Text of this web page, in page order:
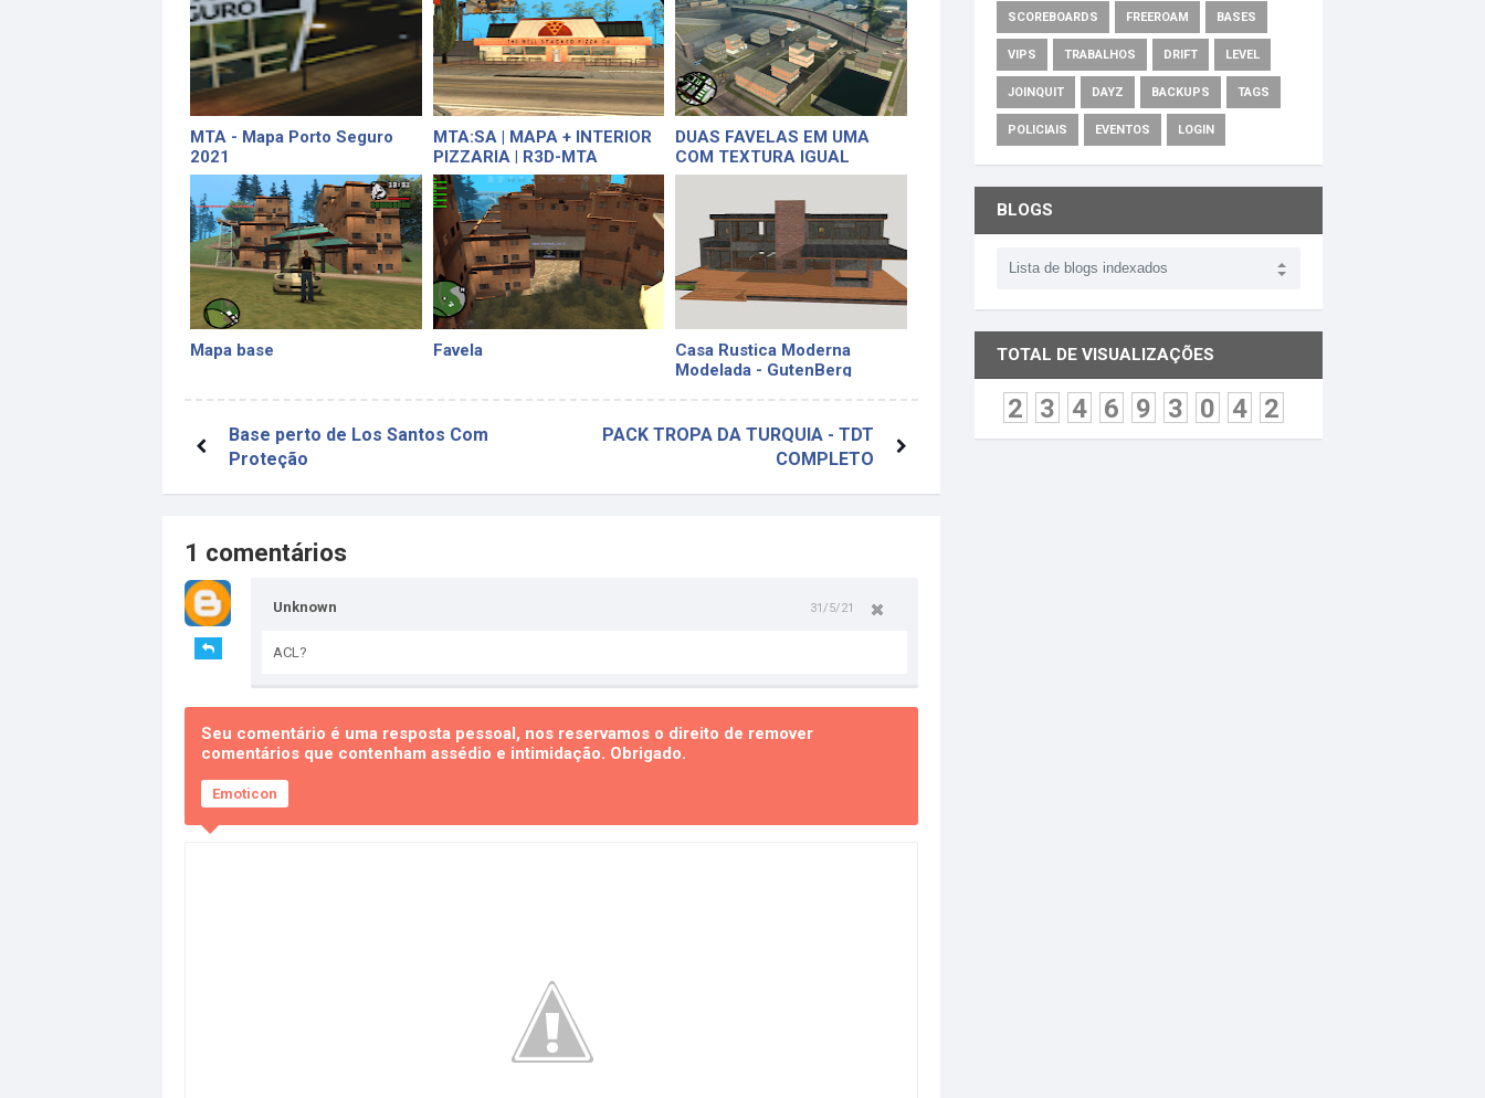
MTA - Mapa Porto Seguro
2021
MTA:SA | MAPA + INTERIOR
PIZZARIA | R3D-MTA
DUAS FAVELAS EM UMA
COM TEXTURA IGUAL
FIVEM (60 MB)
Mapa base Favela
Casa Rustica Moderna
Modelada - GutenBerg
Base perto de Los Santos Com
Proteção
PACK TROPA DA TURQUIA - TDT
COMPLETO
1 comentários
Unknown 31/5/21
ACL?
Seu comentário é uma resposta pessoal, nos reservamos o direito de remover
comentários que contenham assédio e intimidação. Obrigado.
Emoticon
SCOREBOARDS FREEROAM BASES
VIPS TRABALHOS DRIFT LEVEL
JOINQUIT DAYZ BACKUPS TAGS
POLICIAIS EVENTOS LOGIN
BLOGS
TOTAL DE VISUALIZAÇÕES
2 3 4 6 9 3 0 4 2